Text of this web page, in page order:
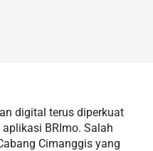
digital terus diperkuat
BRImo. Salah
Cimanggis yang